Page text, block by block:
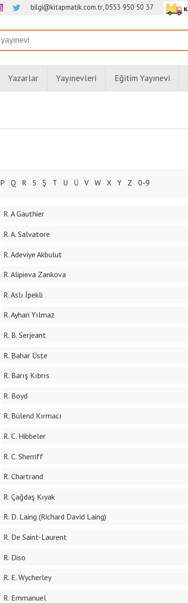
bilgi@kitapmatik.com.tr, 0553 950 50 37
Yazarlar Yayınevleri Eğitim Yayınevi
P Q R S Ş T U Ü V W X Y Z 0-9
R. A Gauthier
R. A. Salvatore
R. Adeviye Akbulut
R. Alipieva Zankova
R. Aslı İpekli
R. Ayhan Yılmaz
R. B. Serjeant
R. Bahar Üste
R. Barış Kıbrıs
R. Boyd
R. Bülend Kırmacı
R. C. Hibbeler
R. C. Sherriff
R. Chartrand
R. Çağdaş Kıyak
R. D. Laing (Richard David Laing)
R. De Saint-Laurent
R. Diso
R. E. Wycherley
R. Emmanuel